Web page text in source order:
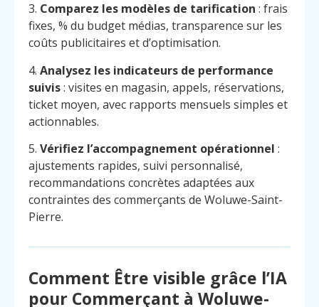
Contact
Appelez
3. Comparez les modèles de tarification : frais
fixes, % du budget médias, transparence sur les
coûts publicitaires et d’optimisation.
4. Analysez les indicateurs de performance
suivis: visites en magasin, appels, réservations,
ticket moyen, avec rapports mensuels simples et
actionnables.
5. Vérifiez l’accompagnement opérationnel :
ajustements rapides, suivi personnalisé,
recommandations concrètes adaptées aux
contraintes des commerçants de Woluwe-Saint-
Pierre.
Comment Être visible grâce l’IA
pour Commerçant à Woluwe-